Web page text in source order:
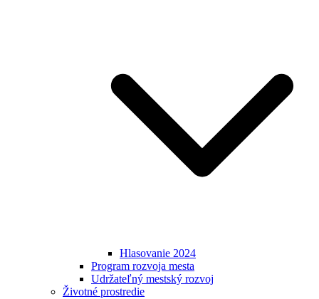
Hlasovanie 2024
Program rozvoja mesta
Udržateľný mestský rozvoj
Životné prostredie